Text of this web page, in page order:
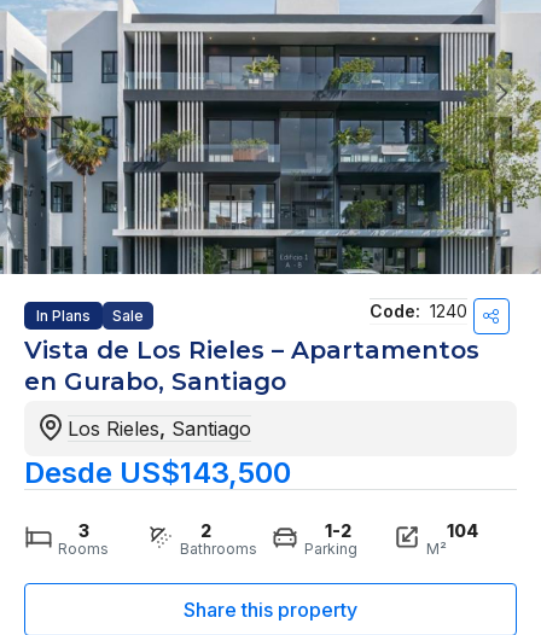
In Plans Sale Code: 1240
Vista de Los Rieles – Apartamentos
en Gurabo, Santiago
Los Rieles, Santiago
Desde US$143,500
3
Rooms
2
Bathrooms
1-2
Parking
104
M²